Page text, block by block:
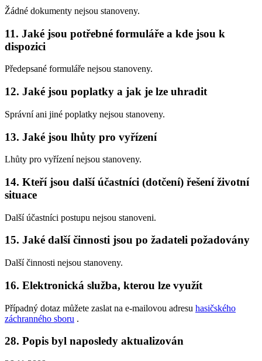
Žádné dokumenty nejsou stanoveny.
11. Jaké jsou potřebné formuláře a kde jsou k
dispozici
Předepsané formuláře nejsou stanoveny.
12. Jaké jsou poplatky a jak je lze uhradit
Správní ani jiné poplatky nejsou stanoveny.
13. Jaké jsou lhůty pro vyřízení
Lhůty pro vyřízení nejsou stanoveny.
14. Kteří jsou další účastníci (dotčení) řešení životní
situace
Další účastníci postupu nejsou stanoveni.
15. Jaké další činnosti jsou po žadateli požadovány
Další činnosti nejsou stanoveny.
16. Elektronická služba, kterou lze využít
Případný dotaz můžete zaslat na e-mailovou adresu hasičského
záchranného sboru .
28. Popis byl naposledy aktualizován